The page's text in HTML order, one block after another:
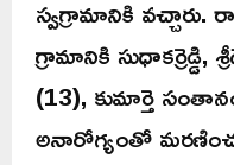
స్వగ్రామానికి వచ్చారు.
గ్రామానికి సుధాకర్రెడ్డి,
(13), కుమార్తె
అనారోగ్యంతో